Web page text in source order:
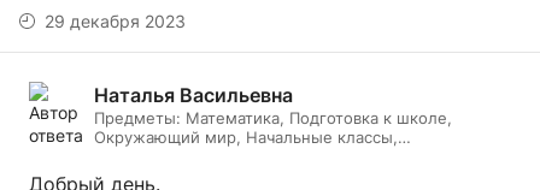
29 декабря 2023
Наталья Васильевна
Предметы: Математика, Подготовка к школе,
Окружающий мир, Начальные классы,
Добрый день.